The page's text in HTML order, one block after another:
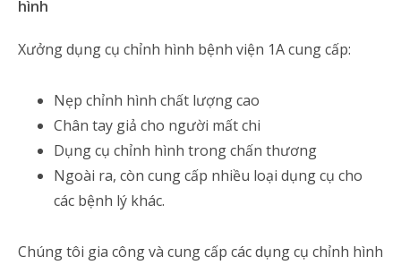
hình
Xưởng dụng cụ chỉnh hình bệnh viện 1A cung cấp:
Nẹp chỉnh hình chất lượng cao
Chân tay giả cho người mất chi
Dụng cụ chỉnh hình trong chấn thương
Ngoài ra, còn cung cấp nhiều loại dụng cụ cho
các bệnh lý khác.
Chúng tôi gia công và cung cấp các dụng cụ chỉnh hình